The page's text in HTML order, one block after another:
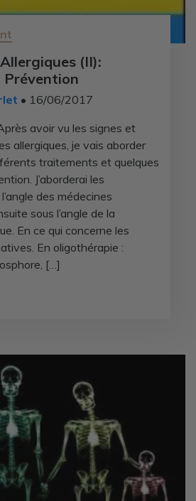
(II):
• 16/06/2017
avoir vu les signes et
allergiques, je vais aborder
traitements et quelques
J’aborderai les
des médecines
sous l’angle de la
En ce qui concerne les
En oligothérapie :
[…]